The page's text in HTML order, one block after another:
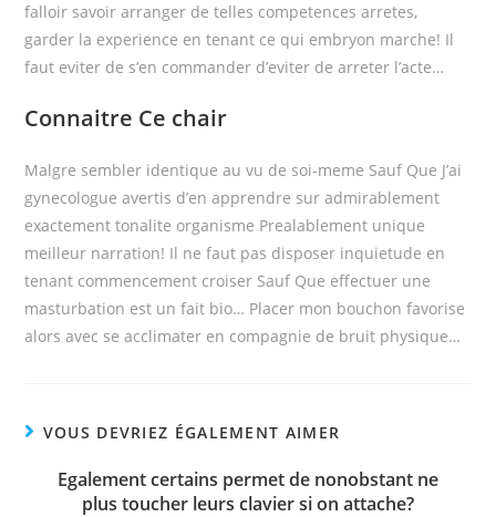
falloir savoir arranger de telles competences arretes,
garder la experience en tenant ce qui embryon marche! Il
faut eviter de s’en commander d’eviter de arreter l’acte…
Connaitre Ce chair
Malgre sembler identique au vu de soi-meme Sauf Que J’ai
gynecologue avertis d’en apprendre sur admirablement
exactement tonalite organisme Prealablement unique
meilleur narration! Il ne faut pas disposer inquietude en
tenant commencement croiser Sauf Que effectuer une
masturbation est un fait bio… Placer mon bouchon favorise
alors avec se acclimater en compagnie de bruit physique…
VOUS DEVRIEZ ÉGALEMENT AIMER
Egalement certains permet de nonobstant ne
plus toucher leurs clavier si on attache?